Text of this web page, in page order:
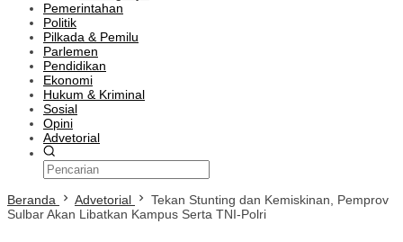
Pemerintahan
Politik
Pilkada & Pemilu
Parlemen
Pendidikan
Ekonomi
Hukum & Kriminal
Sosial
Opini
Advetorial
Beranda Advetorial
Tekan Stunting dan Kemiskinan, Pemprov
Sulbar Akan Libatkan Kampus Serta TNI-Polri